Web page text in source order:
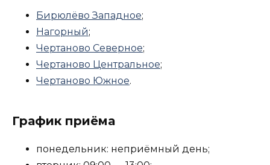
Бирюлёво Западное;
Нагорный;
Чертаново Северное;
Чертаново Центральное;
Чертаново Южное.
График приёма
понедельник: неприёмный день;